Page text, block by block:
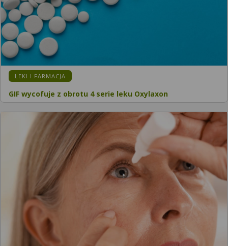
LEKI I FARMACJA
GIF wycofuje z obrotu 4 serie leku Oxylaxon